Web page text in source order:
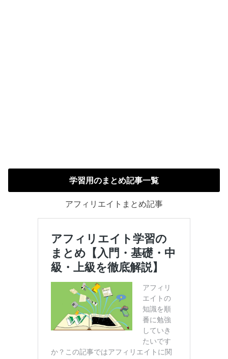
学習用のまとめ記事一覧
アフィリエイトまとめ記事